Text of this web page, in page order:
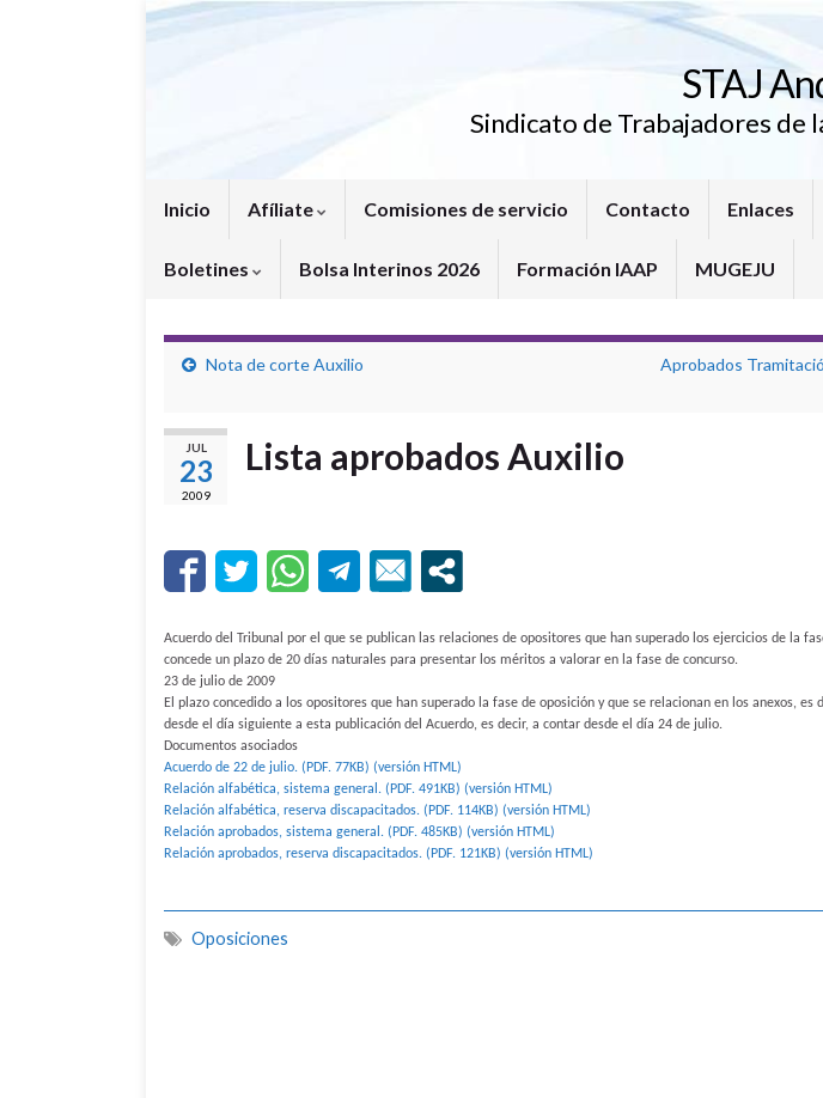
STAJ
Sindicato de Trabajadores de
Inicio Afíliate Comisiones de servicio Contacto Enlaces
Boletines Bolsa Interinos 2026 Formación IAAP MUGEJU
Nota de corte Auxilio
Aprobados
JUL
23
2009
Lista aprobados Auxilio
Acuerdo del Tribunal por el que se publican las relaciones de opositores que han superado los ejercicios de la
concede un plazo de 20 días naturales para presentar los méritos a valorar en la fase de concurso.
23 de julio de 2009
El plazo concedido a los opositores que han superado la fase de oposición y que se relacionan en los anexos, es
desde el día siguiente a esta publicación del Acuerdo, es decir, a contar desde el día 24 de julio.
Documentos asociados
Acuerdo de 22 de julio. (PDF. 77KB) (versión HTML)
Relación alfabética, sistema general. (PDF. 491KB) (versión HTML)
Relación alfabética, reserva discapacitados. (PDF. 114KB) (versión HTML)
Relación aprobados, sistema general. (PDF. 485KB) (versión HTML)
Relación aprobados, reserva discapacitados. (PDF. 121KB) (versión HTML)
Oposiciones